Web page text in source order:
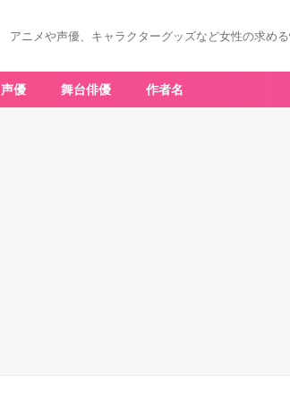
アニメや声優、キャラクターグッズなど女性の求め
声優 舞台俳優 作者名